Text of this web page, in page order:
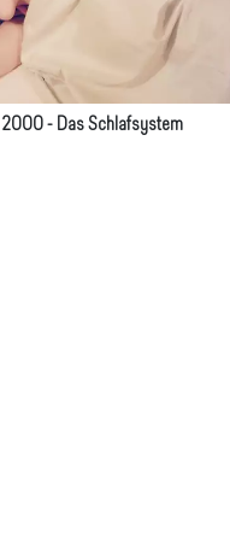
2000 - Das Schlafsystem